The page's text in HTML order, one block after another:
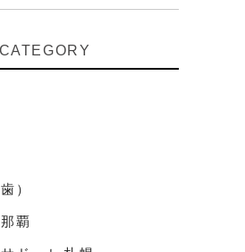
CATEGORY
）
覇